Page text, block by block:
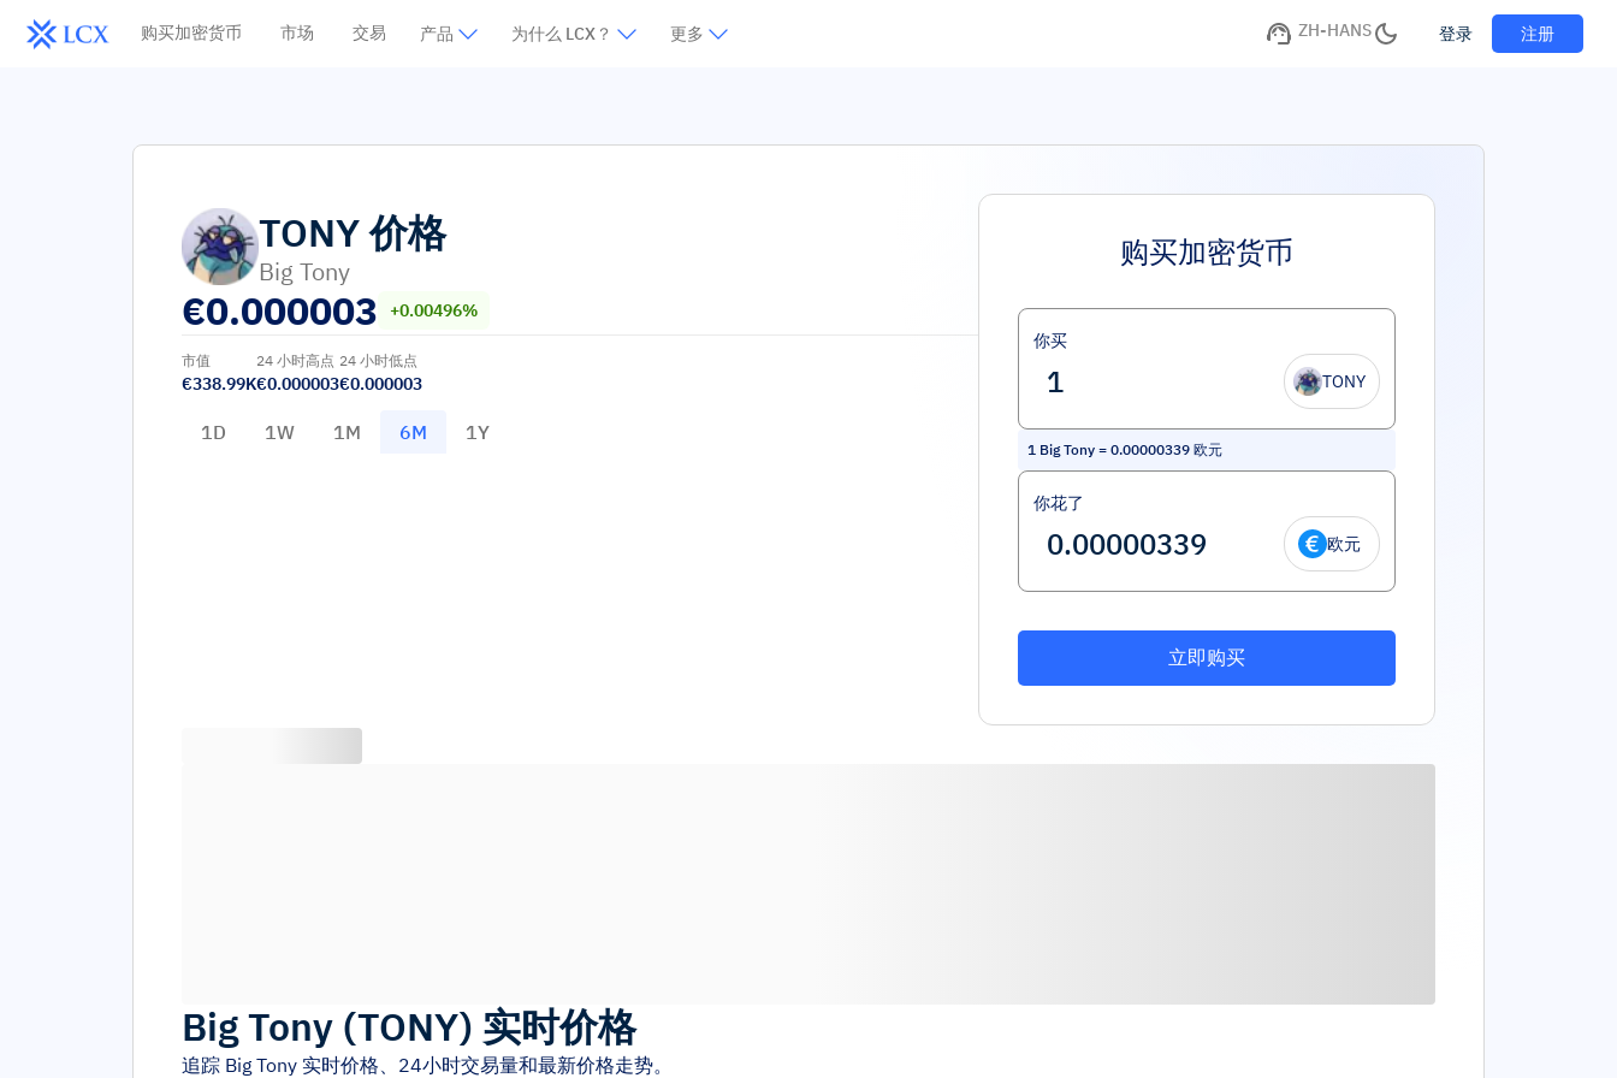
购买加密货币 市场 交易 产品 为什么 LCX？ 更多 ZH-HANS 登录 注册
TONY价格
Big Tony
€0.000003 +0.00496%
市值
€338.99K
24 小时高点
€0.000003
24 小时低点
€0.000003
1D 1W 1M 6M 1Y
购买加密货币
你买
TONY
1 Big Tony = 0.00000339 欧元
你花了
欧元
立即购买
Big Tony (TONY) 实时价格
追踪 Big Tony 实时价格、24小时交易量和最新价格走势。